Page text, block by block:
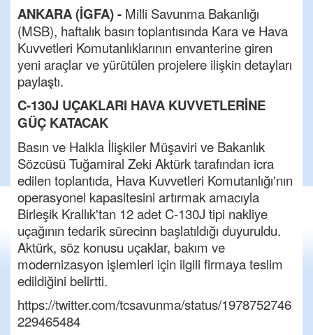
ANKARA (İGFA) - Milli Savunma Bakanlığı
(MSB), haftalık basın toplantısında Kara ve Hava
Kuvvetleri Komutanlıklarının envanterine giren
yeni araçlar ve yürütülen projelere ilişkin detayları
paylaştı.
C-130J UÇAKLARI HAVA KUVVETLERİNE
GÜÇ KATACAK
Basın ve Halkla İlişkiler Müşaviri ve Bakanlık
Sözcüsü Tuğamiral Zeki Aktürk tarafından icra
edilen toplantıda, Hava Kuvvetleri Komutanlığı'nın
operasyonel kapasitesini artırmak amacıyla
Birleşik Krallık'tan 12 adet C-130J tipi nakliye
uçağının tedarik sürecinn başlatıldığı duyuruldu.
Aktürk, söz konusu uçaklar, bakım ve
modernizasyon işlemleri için ilgili firmaya teslim
edildiğini belirtti.
https://twitter.com/tcsavunma/status/1978752746
229465484